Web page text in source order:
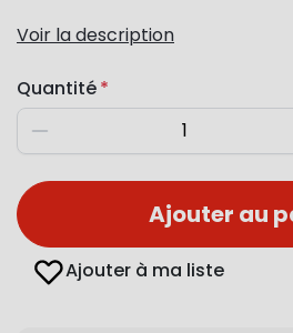
Voir la description
Quantité
Diminuer
Ajouter au
Ajouter à ma liste